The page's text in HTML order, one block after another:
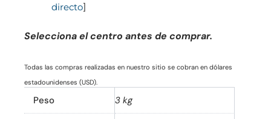
directo]
Selecciona el centro antes de comprar.
Todas las compras realizadas en nuestro sitio se cobran en dólares
estadounidenses (USD).
Peso 3 kg